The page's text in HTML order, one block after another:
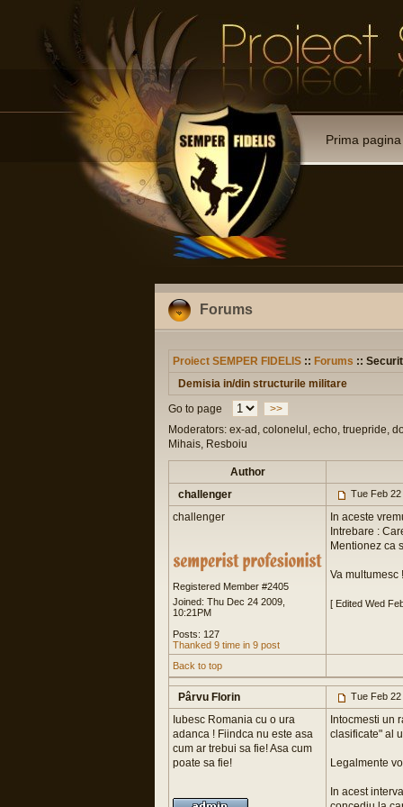
Prima pagina
Forums
Proiect SEMPER FIDELIS :: Forums ::
Demisia in/din structurile militare
Go to page
>>
Moderators: ex-ad, colonelul, echo, truepride,
Mihais, Resboiu
Author
challenger
Tue Feb 22
challenger
Registered Member #2405
Joined: Thu Dec 24 2009,
10:21PM
Posts: 127
Thanked 9 time in 9 post
In aceste
Intrebare :
Mentionez ca
Va multumesc
[ Edited Wed
Back to top
Pârvu Florin Tue Feb 22
Iubesc Romania cu o ura
adanca ! Fiindca nu este asa
cum ar trebui sa fie! Asa cum
poate sa fie!
Intocmesti un
clasificate" al
Legalmente
In acest